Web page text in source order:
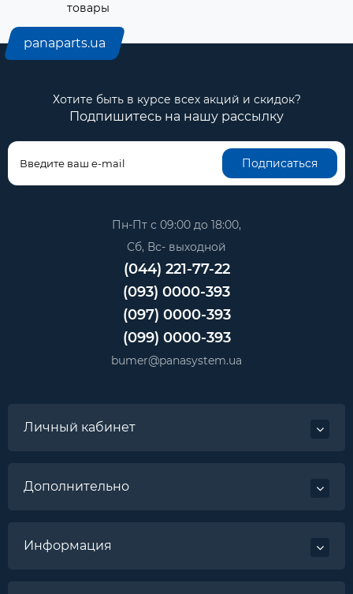
товары
panaparts.ua
Хотите быть в курсе всех акций и скидок?
Подпишитесь на нашу рассылку
Подписаться
Пн-Пт с 09:00 до 18:00,
Сб, Вс- выходной
(044) 221-77-22
(093) 0000-393
(097) 0000-393
(099) 0000-393
bumer@panasystem.ua
Личный кабинет
Дополнительно
Информация